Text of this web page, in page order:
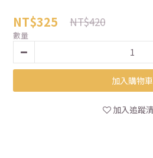
NT$325 NT$420
數量
加入購物車
加入追蹤